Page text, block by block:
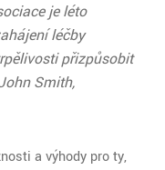
je léto
léčby
přizpůsobit
Smith,
a výhody pro ty,